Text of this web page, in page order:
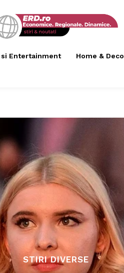
Entertainment Home & Deco
STIRI DIVERSE